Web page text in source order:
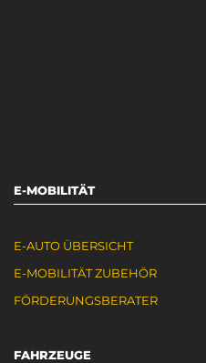
E-MOBILITÄT
E-AUTO ÜBERSICHT
E-MOBILITÄT ZUBEHÖR
FÖRDERUNGSBERATER
FAHRZEUGE